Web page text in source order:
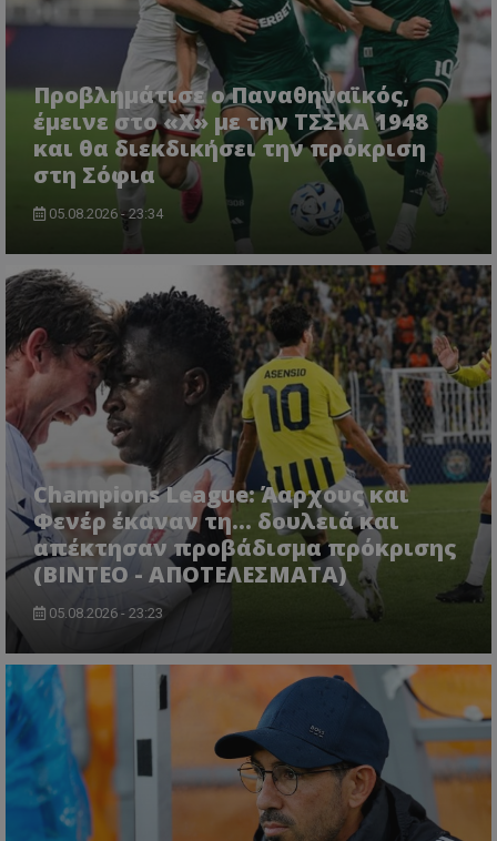
Προβλημάτισε ο Παναθηναϊκός,
έμεινε στο «Χ» με την ΤΣΣΚΑ 1948
και θα διεκδικήσει την πρόκριση
στη Σόφια
05.08.2026 - 23:34
Champions League: Άαρχους και
Φενέρ έκαναν τη... δουλειά και
απέκτησαν προβάδισμα πρόκρισης
(ΒΙΝΤΕΟ - ΑΠΟΤΕΛΕΣΜΑΤΑ)
05.08.2026 - 23:23